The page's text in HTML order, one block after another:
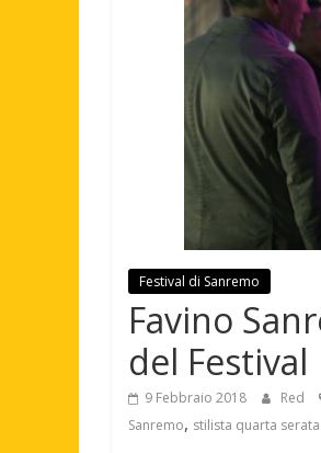
Festival di Sanremo
Favino
del Festival
9 Febbraio 2018 Red
Sanremo, stilista quarta